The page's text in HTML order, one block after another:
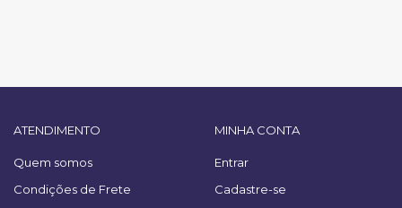
ATENDIMENTO
Quem somos
Condições de Frete
MINHA CONTA
Entrar
Cadastre-se